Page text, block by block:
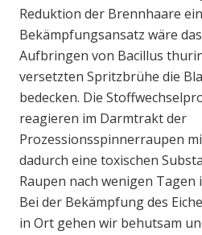
Reduktion der Brennhaare
Bekämpfungsansatz wäre
Aufbringen von Bacillus
versetzten Spritzbrühe die
bedecken. Die
reagieren im Darmtrakt der
Prozessionsspinnerraupen
dadurch eine toxischen
Raupen nach wenigen
Bei der Bekämpfung des
in Ort gehen wir behutsam